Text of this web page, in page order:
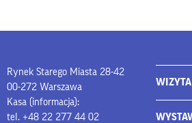
Rynek Starego Miasta 28-42
00-272 Warszawa
Kasa (informacja):
tel. +48 22 277 44 02
WIZYTA